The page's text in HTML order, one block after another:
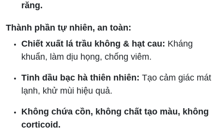
răng.
Thành phần tự nhiên, an toàn:
Chiết xuất lá trầu không & hạt cau: Kháng
khuẩn, làm dịu họng, chống viêm.
Tinh dầu bạc hà thiên nhiên: Tạo cảm giác mát
lạnh, khử mùi hiệu quả.
Không chứa cồn, không chất tạo màu, không
corticoid.